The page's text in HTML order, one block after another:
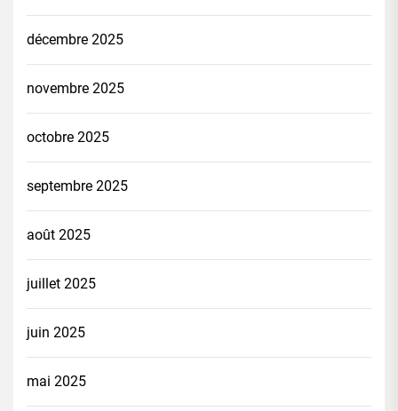
décembre 2025
novembre 2025
octobre 2025
septembre 2025
août 2025
juillet 2025
juin 2025
mai 2025